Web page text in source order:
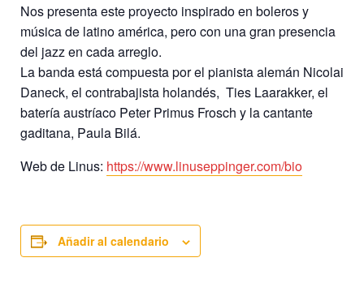
Nos presenta este proyecto inspirado en boleros y
música de latino américa, pero con una gran presencia
del jazz en cada arreglo.
La banda está compuesta por el pianista alemán Nicolai
Daneck, el contrabajista holandés, Ties Laarakker, el
batería austríaco Peter Primus Frosch y la cantante
gaditana, Paula Bilá.
Web de Linus: https://www.linuseppinger.com/bio
Añadir al calendario